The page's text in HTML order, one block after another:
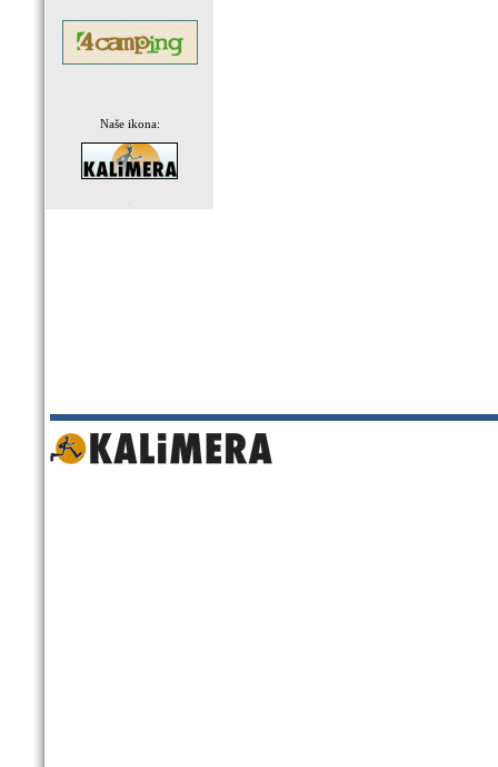
Naše ikona: